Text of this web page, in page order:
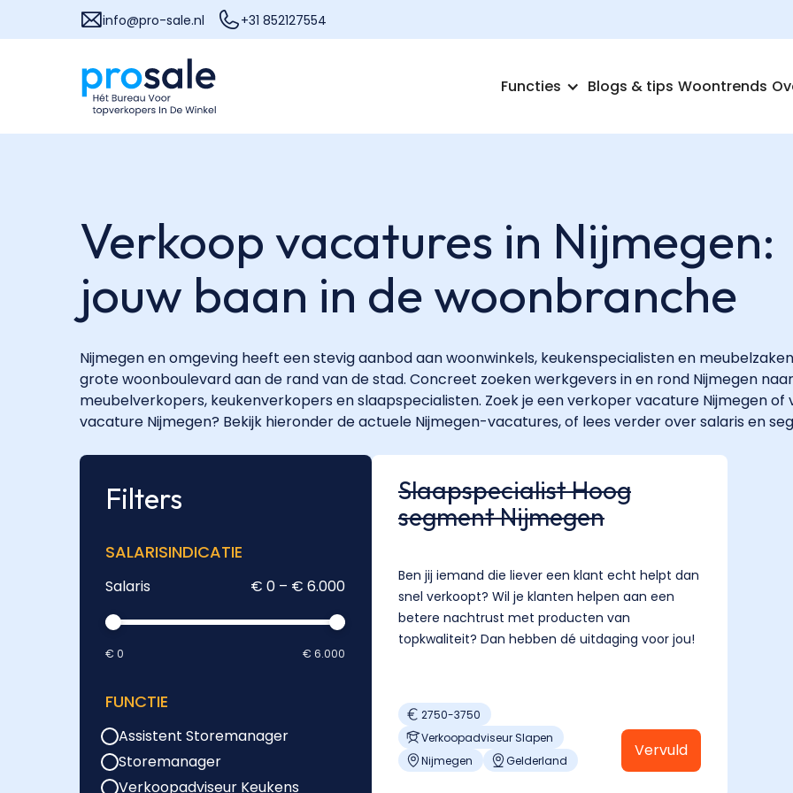
info@pro-sale.nl +31 852127554
Functies Blogs & tips Woontrends
Verkoop vacatures in Nijmegen:
jouw baan in de woonbranche
Nijmegen en omgeving heeft een stevig aanbod aan woonwinkels, keukenspecialisten en
grote woonboulevard aan de rand van de stad. Concreet zoeken werkgevers in en rond Nijmegen naar
meubelverkopers, keukenverkopers en slaapspecialisten. Zoek je een verkoper vacature Nijmegen of
vacature Nijmegen? Bekijk hieronder de actuele Nijmegen-vacatures, of lees verder over salaris en
Filters
SALARISINDICATIE
Salaris € 0 – € 6.000
€ 0 € 6.000
FUNCTIE
Assistent Storemanager
Storemanager
Verkoopadviseur Keukens
Slaapspecialist Hoog
segment Nijmegen
Ben jij iemand die liever een klant echt helpt dan
snel verkoopt? Wil je klanten helpen aan een
betere nachtrust met producten van
topkwaliteit? Dan hebben dé uitdaging voor jou!
2750-3750
Verkoopadviseur Slapen
Nijmegen
Gelderland Vervuld